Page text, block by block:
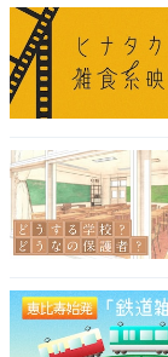
じめご了承く
すると、売上の
があります
Amazonのセール
る独自レビュー